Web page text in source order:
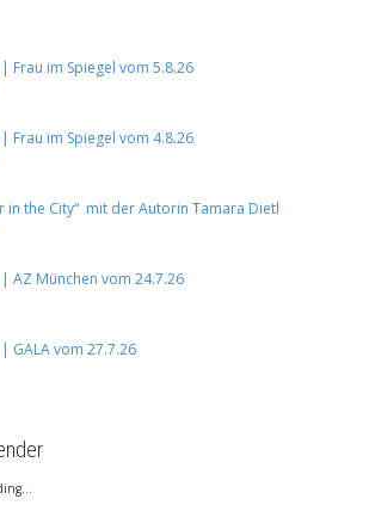
Frau im Spiegel vom 5.8.26
Frau im Spiegel vom 4.8.26
in the City“ mit der Autorin Tamara Dietl
AZ München vom 24.7.26
GALA vom 27.7.26